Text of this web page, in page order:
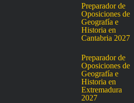
Preparador de
Oposiciones de
Geografía e
Historia en
Cantabria 2027
Preparador de
Oposiciones de
Geografía e
Historia en
Extremadura
2027